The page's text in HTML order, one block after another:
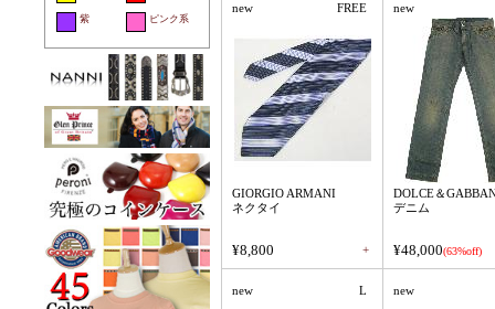
紫 ピンク系
new FREE
GIORGIO ARMANI
ネクタイ
¥8,800 +
new
DOLCE＆
デニム
¥48,000(63%off)
new L new